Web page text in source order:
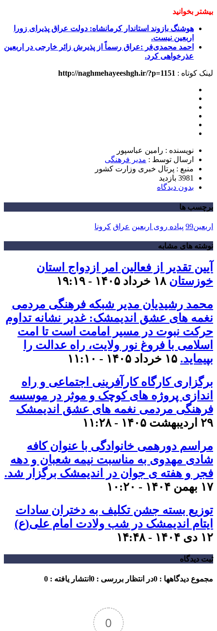
بیشتر بخوانید
هوشنگ بازوند استاندار کرمانشاه: دولت عراق پذیرای زورا
اربعین نیست.
احمد محمدی‌فر :عراق رسماً از پذیرش زائر خارجی در اربعین
عذرخواهی کرد.
لینک کوتاه : http://naghmehayeeshgh.ir/?p=1151
نویسنده : رامین عباسپور
ارسال توسط : مدیر فرهنگی
منبع : پرتال خبری وزارت کشور
3981 بازدید
بدون دیدگاه
برچسب ها
اربعین99 پیاده روی اربعین عراق کرونا
نوشته های مشابه
آیین تقدیر از فعالین امر ازدواج استان
خوزستان ۱۸ خرداد ۱۴۰۵ - ۱۹:۱۹
محمد رشیدیان مدیر شبکه فرهنگی مردمی
نغمه های عشق اندیمشک: غدیر نشانه تداوم
حرکت نبوت در مسیر امامت است تا امت
اسلامی با فروغ نور ولایت، راه عدالت را
بپیماید. ۱۵ خرداد ۱۴۰۵ - ۱۱:۱۰
برگزاری کارگاه کارآفرینی اجتماعی و راه
اندازی پروژه های کوچک و موثر در موسسه
فرهنگی مردمی نغمه های عشق اندیمشک
۲۹ اردیبهشت ۱۴۰۵ - ۱۱:۲۸
مراسم دورهمی خانوادگی با عنوان کافه
شادی مهدوی به مناسبت نیمه شعبان و دهه
فجر و هفته ی جوان در اندیمشک برگزار شد.
۱۷ بهمن ۱۴۰۴ - ۱۰:۲۰
توزیع بسته جشن تکلیف به دختران سادات
ایتام اندیمشک در شب ولادت امام علی(ع)
۱۲ دی ۱۴۰۴ - ۱۴:۴۸
ثبت دیدگاه
مجموع دیدگاهها : 0 در انتظار بررسی : 0 انتشار یافته : 0
0